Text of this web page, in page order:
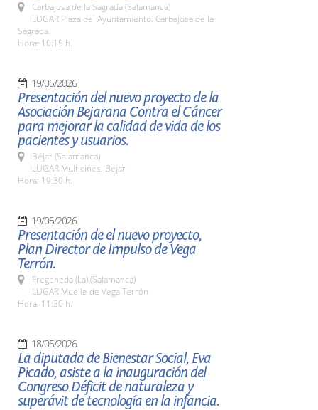
Carbajosa de la Sagrada (Salamanca)
LUGAR Plaza del Ayuntamiento. Carbajosa de la
Sagrada.
Hora: 10:15 h.
19/05/2026
Presentación del nuevo proyecto de la
Asociación Bejarana Contra el Cáncer
para mejorar la calidad de vida de los
pacientes y usuarios.
Béjar (Salamanca)
LUGAR Multicines. Bejar
Hora: 19:30 h.
19/05/2026
Presentación de el nuevo proyecto,
Plan Director de Impulso de Vega
Terrón.
Fregeneda (La) (Salamanca)
LUGAR Muelle de Vega Terrón
Hora: 11:30 h.
18/05/2026
La diputada de Bienestar Social, Eva
Picado, asiste a la inauguración del
Congreso Déficit de naturaleza y
superávit de tecnología en la infancia.